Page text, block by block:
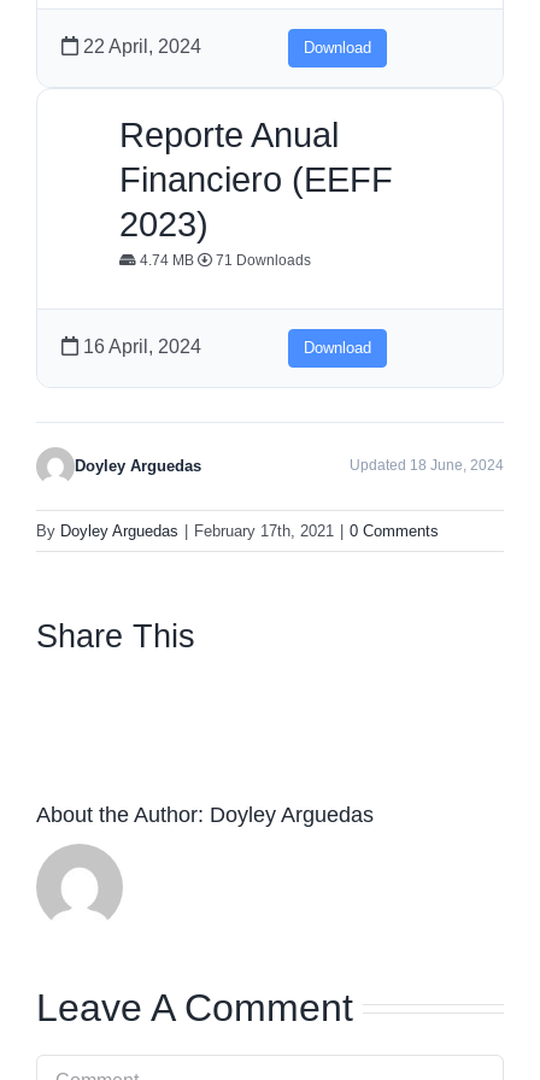
22 April, 2024 Download
Reporte Anual
Financiero (EEFF
2023)
4.74 MB 71 Downloads
16 April, 2024 Download
Doyley Arguedas Updated 18 June, 2024
By Doyley Arguedas February 17th, 2021 0 Comments
Share This
About the Author: Doyley Arguedas
Leave A Comment
Comment